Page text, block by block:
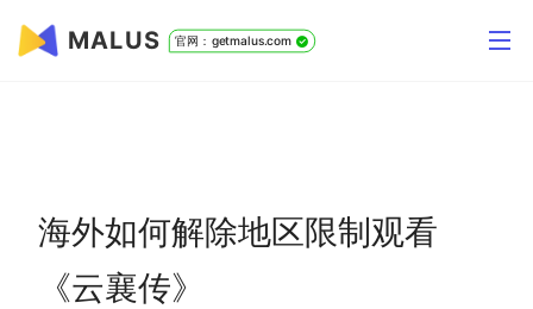
MALUS 官网：getmalus.com
海外如何解除地区限制观看
《云襄传》